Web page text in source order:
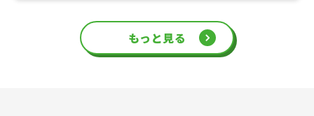
もっと見る